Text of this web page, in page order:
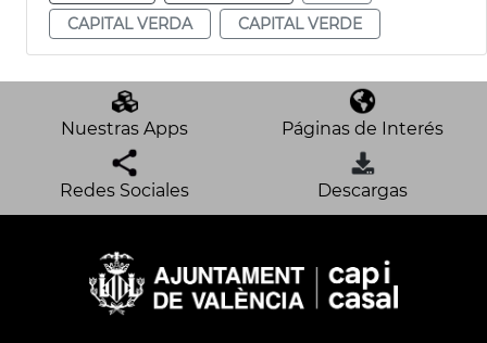
CAPITAL VERDA
CAPITAL VERDE
Nuestras Apps Páginas de Interés
Redes Sociales Descargas